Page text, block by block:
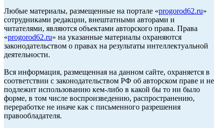
Любые материалы, размещенные на портале «progorod62.ru»
сотрудниками редакции, внештатными авторами и
читателями, являются объектами авторского права. Права
«progorod62.ru» на указанные материалы охраняются
законодательством о правах на результаты интеллектуальной
деятельности.
Вся информация, размещенная на данном сайте, охраняется в
соответствии с законодательством РФ об авторском праве и не
подлежит использованию кем-либо в какой бы то ни было
форме, в том числе воспроизведению, распространению,
переработке не иначе как с письменного разрешения
правообладателя.